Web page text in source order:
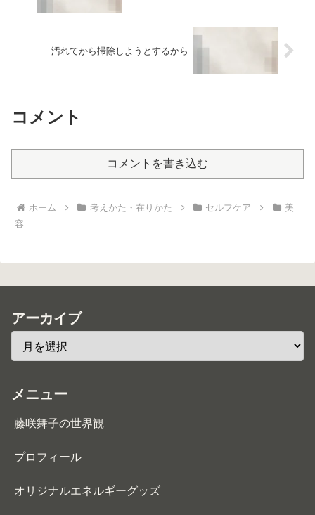
汚れてから掃除しようとするから
コメント
コメントを書き込む
ホーム 考えかた・在りかた セルフケア
美
容
アーカイブ
メニュー
藤咲舞子の世界観
プロフィール
オリジナルエネルギーグッズ